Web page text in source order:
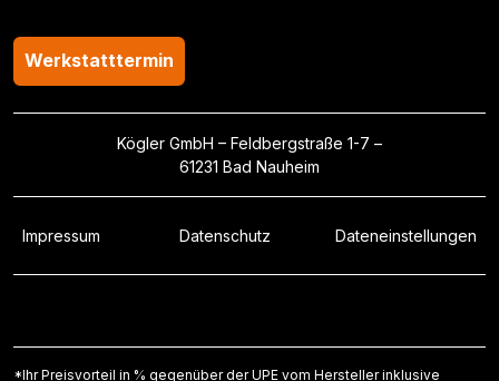
Werkstatttermin
Kögler GmbH – Feldbergstraße 1-7 –
61231 Bad Nauheim
Impressum Datenschutz Dateneinstellungen
*Ihr Preisvorteil in % gegenüber der UPE vom Hersteller inklusive